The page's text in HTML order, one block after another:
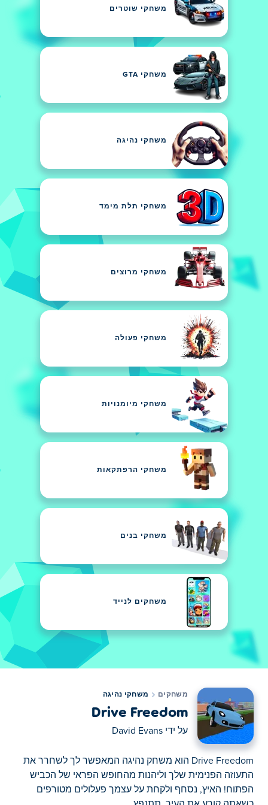
משחקי שוטרים
משחקי GTA
משחקי נהיגה
משחקי תלת מימד
משחקי מרוצים
משחקי פעולה
משחקי מיומנויות
משחקי הרפתקאות
משחקי בנים
משחקים לנייד
משחקים משחקי נהיגה
Drive Freedom
על ידי David Evans
Drive Freedom הוא משחק נהיגה המאפשר לך לשחרר את
התעוזה הפנימית שלך וליהנות מהחופש הפראי של הכביש
הפתוח! האיץ, נסחף ולקחת על עצמך פעלולים מטורפים